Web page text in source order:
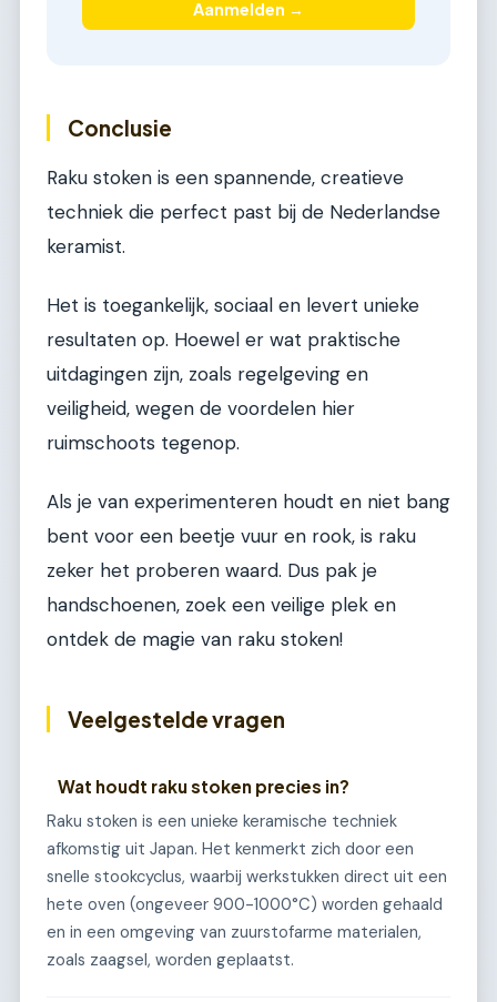
Aanmelden →
Conclusie
Raku stoken is een spannende, creatieve
techniek die perfect past bij de Nederlandse
keramist.
Het is toegankelijk, sociaal en levert unieke
resultaten op. Hoewel er wat praktische
uitdagingen zijn, zoals regelgeving en
veiligheid, wegen de voordelen hier
ruimschoots tegenop.
Als je van experimenteren houdt en niet bang
bent voor een beetje vuur en rook, is raku
zeker het proberen waard. Dus pak je
handschoenen, zoek een veilige plek en
ontdek de magie van raku stoken!
Veelgestelde vragen
Wat houdt raku stoken precies in?
Raku stoken is een unieke keramische techniek
afkomstig uit Japan. Het kenmerkt zich door een
snelle stookcyclus, waarbij werkstukken direct uit een
hete oven (ongeveer 900-1000°C) worden gehaald
en in een omgeving van zuurstofarme materialen,
zoals zaagsel, worden geplaatst.